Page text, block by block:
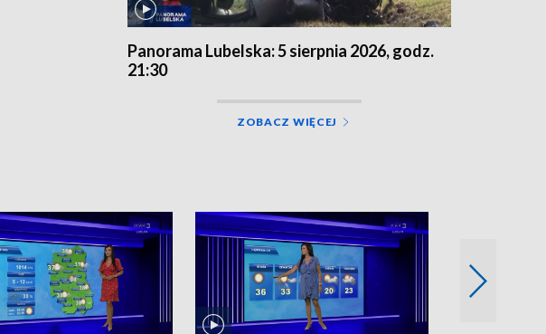
Panorama Lubelska: 5 sierpnia 2026, godz.
21:30
ZOBACZ WIĘCEJ